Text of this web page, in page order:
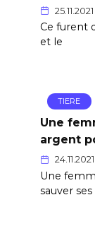
25.11.2021
Ce furent
et le
TIERE
Une
argent
24.11.2021
Une
sauver ses